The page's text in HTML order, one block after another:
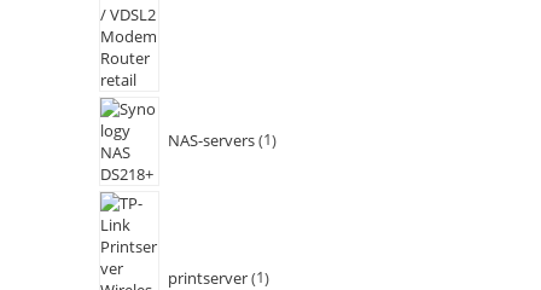
NAS-servers 1
printserver 1